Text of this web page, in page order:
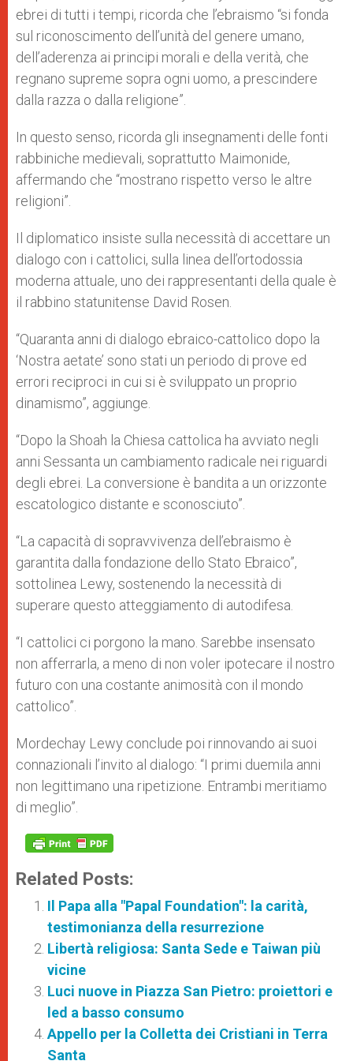
ebrei di tutti i tempi, ricorda che l’ebraismo “si fonda
sul riconoscimento dell’unità del genere umano,
dell’aderenza ai principi morali e della verità, che
regnano supreme sopra ogni uomo, a prescindere
dalla razza o dalla religione”.
In questo senso, ricorda gli insegnamenti delle fonti
rabbiniche medievali, soprattutto Maimonide,
affermando che “mostrano rispetto verso le altre
religioni”.
Il diplomatico insiste sulla necessità di accettare un
dialogo con i cattolici, sulla linea dell’ortodossia
moderna attuale, uno dei rappresentanti della quale è
il rabbino statunitense David Rosen.
“Quaranta anni di dialogo ebraico-cattolico dopo la
‘Nostra aetate’ sono stati un periodo di prove ed
errori reciproci in cui si è sviluppato un proprio
dinamismo”, aggiunge.
“Dopo la Shoah la Chiesa cattolica ha avviato negli
anni Sessanta un cambiamento radicale nei riguardi
degli ebrei. La conversione è bandita a un orizzonte
escatologico distante e sconosciuto”.
“La capacità di sopravvivenza dell’ebraismo è
garantita dalla fondazione dello Stato Ebraico”,
sottolinea Lewy, sostenendo la necessità di
superare questo atteggiamento di autodifesa.
“I cattolici ci porgono la mano. Sarebbe insensato
non afferrarla, a meno di non voler ipotecare il nostro
futuro con una costante animosità con il mondo
cattolico”.
Mordechay Lewy conclude poi rinnovando ai suoi
connazionali l’invito al dialogo: “I primi duemila anni
non legittimano una ripetizione. Entrambi meritiamo
di meglio”.
Related Posts:
Il Papa alla "Papal Foundation": la carità,
testimonianza della resurrezione
Libertà religiosa: Santa Sede e Taiwan più
vicine
Luci nuove in Piazza San Pietro: proiettori e
led a basso consumo
Appello per la Colletta dei Cristiani in Terra
Santa